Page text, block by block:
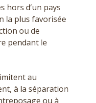
hors d’un pays
la plus favorisée
ou de
pendant le
au
à la séparation
ou à